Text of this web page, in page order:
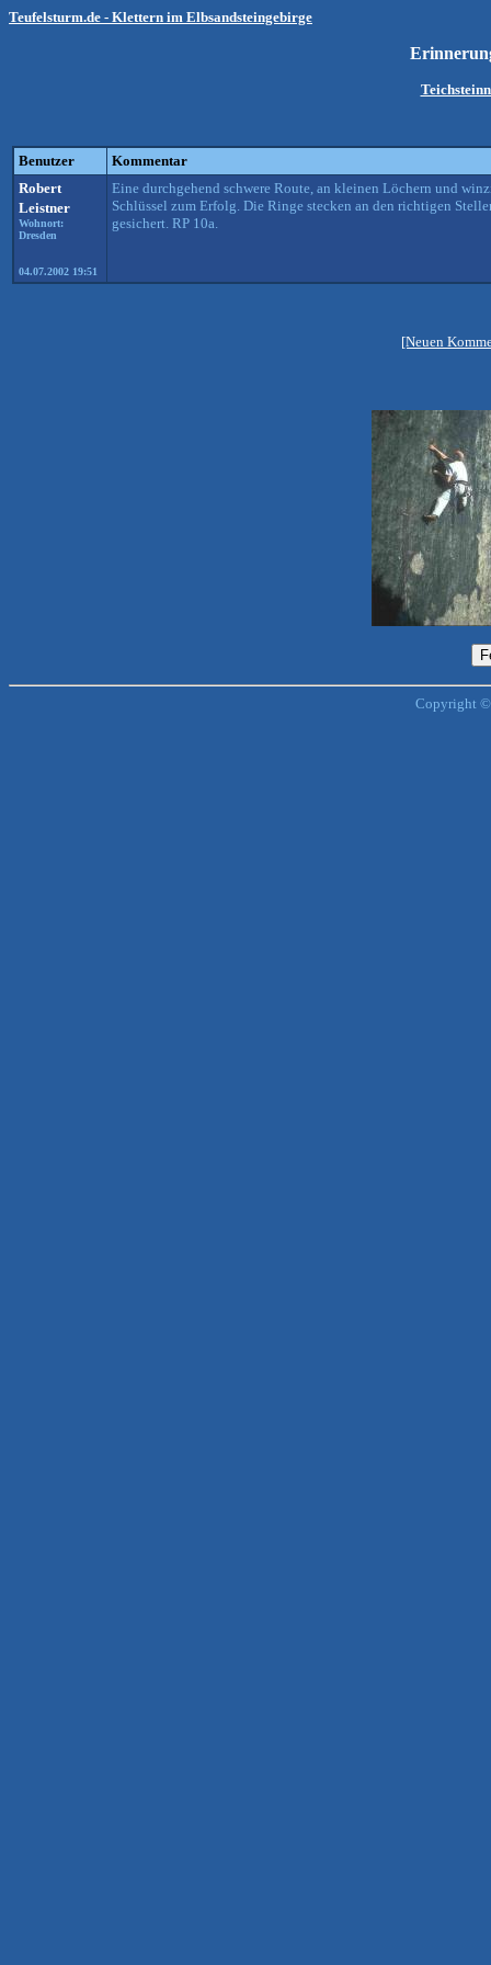
Teufelsturm.de - Klettern im Elbsandsteingebirge
Benutzer
Kommentar
Robert
Leistner
Wohnort:
Dresden
04.07.2002 19:51
Eine durchgehend schwere Route, an kleinen Löchern und
Schlüssel zum Erfolg. Die Ringe stecken an den richtigen
gesichert. RP 10a.
[Neuen
Copyright ©